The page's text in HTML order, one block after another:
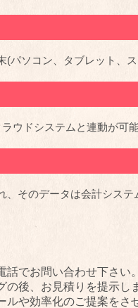
パソコン、タブレット、
ウドシステムと連動が可
、そのデータは会計シス
話でお問い合わせ下さい。
後、お見積りを提示し
や効率化のご提案をさ